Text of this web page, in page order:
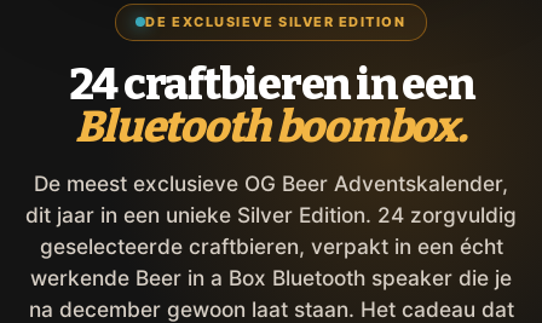
DE EXCLUSIEVE SILVER EDITION
24 craftbieren in een
Bluetooth boombox.
De meest exclusieve OG Beer Adventskalender,
dit jaar in een unieke Silver Edition. 24 zorgvuldig
geselecteerde craftbieren, verpakt in een écht
werkende Beer in a Box Bluetooth speaker die je
na december gewoon laat staan. Het cadeau dat